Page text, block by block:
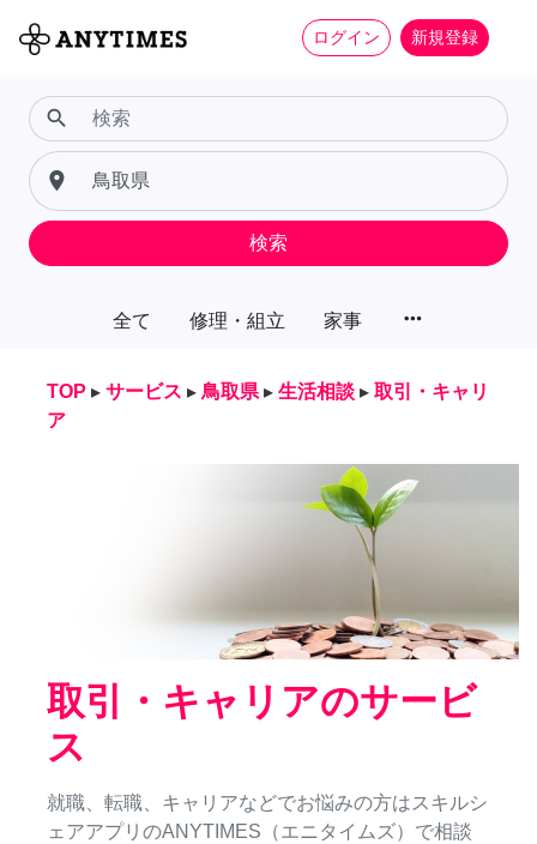
ログイン 新規登録
全て 修理・組立 家事 more_horiz
search
place
検索
TOP ▸ サービス ▸ 鳥取県 ▸ 生活相談 ▸ 取引・キャリ
ア
取引・キャリアのサービ
ス
就職、転職、キャリアなどでお悩みの方はスキルシ
ェアアプリのANYTIMES（エニタイムズ）で相談